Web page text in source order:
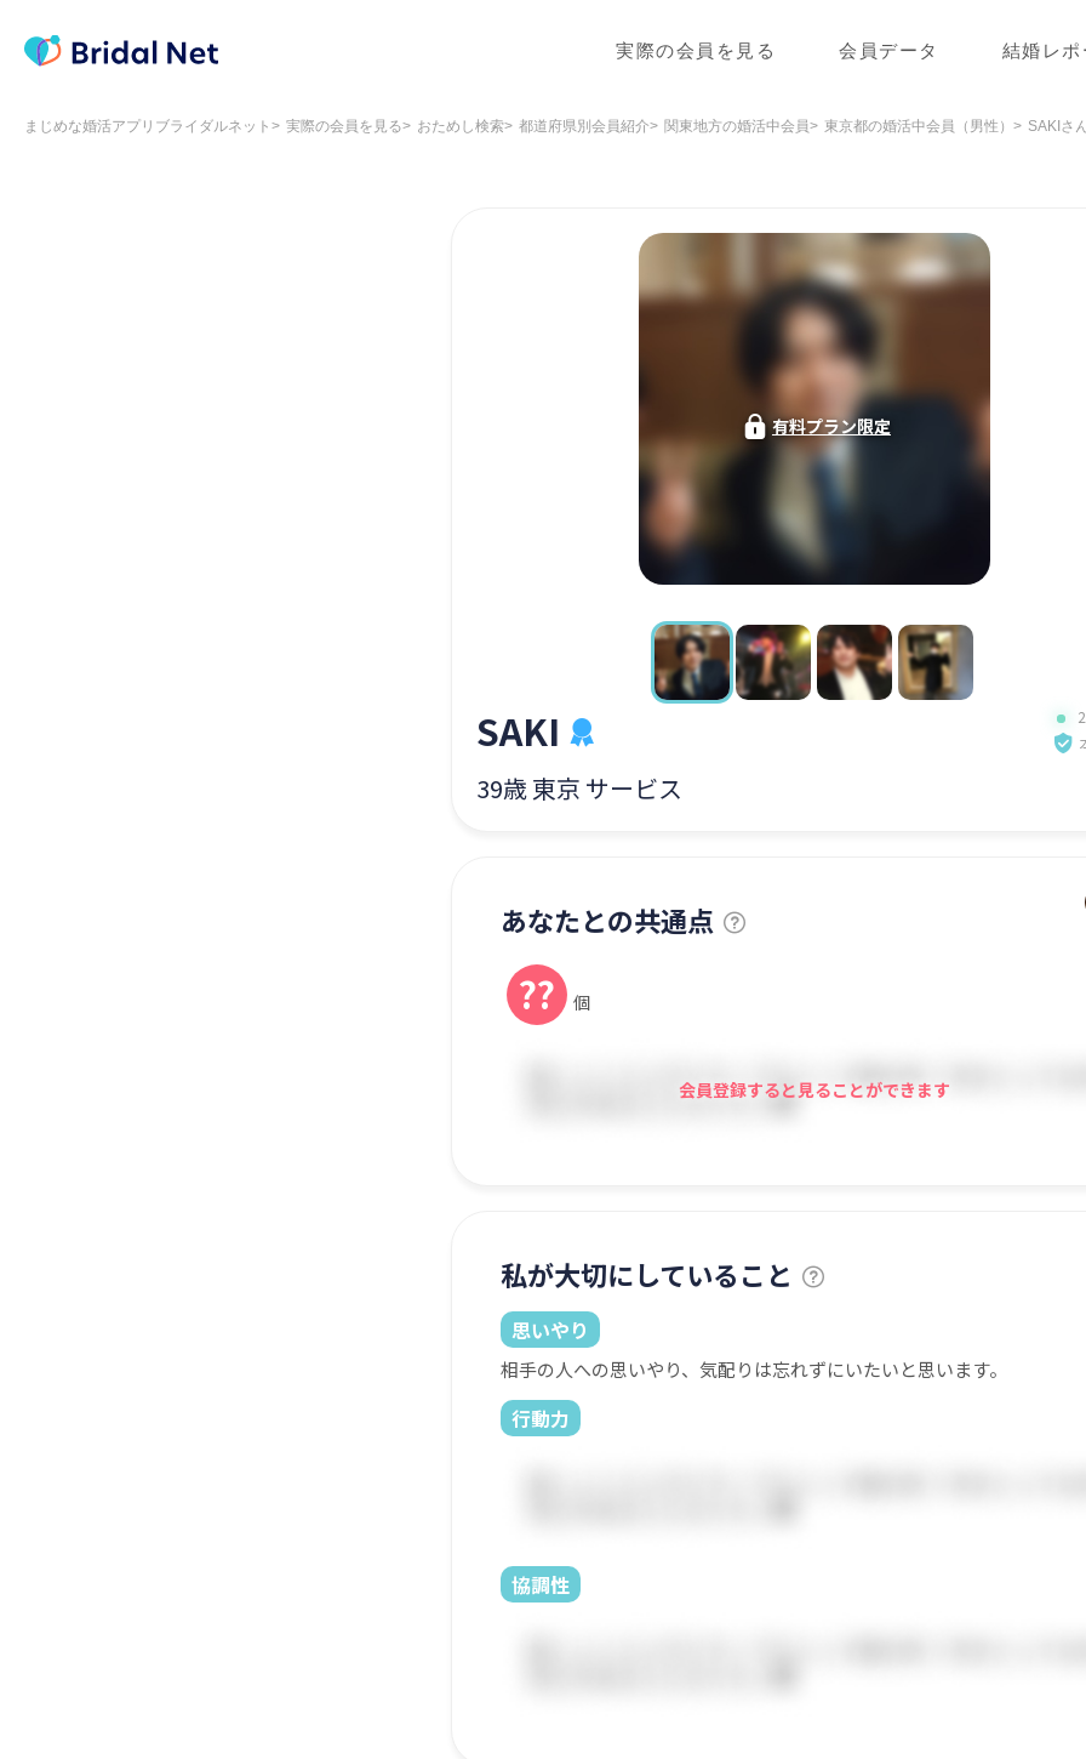
実際の会員を見る 会員データ 結婚レポ
まじめな婚活アプリブライダルネット 実際の会員を見る おためし検索 都道府県別会員紹介 関東地方の婚活中会員 東京都の婚活中会員（男性） SAKIさ
有料プラン限定
SAKI
39歳 東京 サービス
あなたとの共通点
?? 個
会員登録すると見ることができます
私が大切にしていること
思いやり
相手の人への思いやり、気配りは忘れずにいたいと思います。
行動力
協調性